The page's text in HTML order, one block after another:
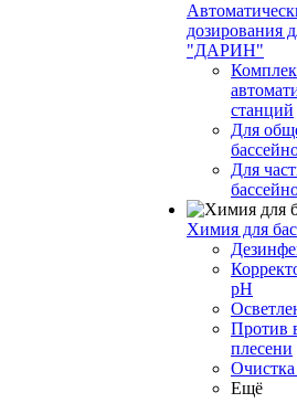
дозирования
"ДАРИН"
станций
Для
Для
Химия для
pH
Против
плесени
Ещё